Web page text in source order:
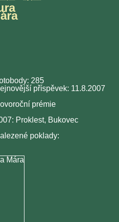
285
příspěvek: 11.8.2007
prémie
Proklest, Bukovec
poklady: